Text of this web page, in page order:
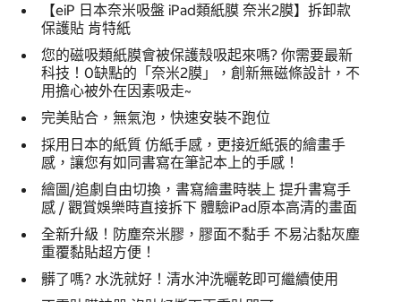
【eiP 日本奈米吸盤 iPad類紙膜 奈米2膜】拆卸款
保護貼 肯特紙
您的磁吸類紙膜會被保護殼吸起來嗎? 你需要最新
科技！0缺點的「奈米2膜」，創新無磁條設計，不
用擔心被外在因素吸走~
完美貼合，無氣泡，快速安裝不跑位
採用日本的紙質 仿紙手感，更接近紙張的繪畫手
感，讓您有如同書寫在筆記本上的手感！
繪圖/追劇自由切換，書寫繪畫時裝上 提升書寫手
感 / 觀賞娛樂時直接拆下 體驗iPad原本高清的畫面
全新升級！防塵奈米膠，膠面不黏手 不易沾黏灰塵
重覆黏貼超方便！
髒了嗎? 水洗就好！清水沖洗曬乾即可繼續使用